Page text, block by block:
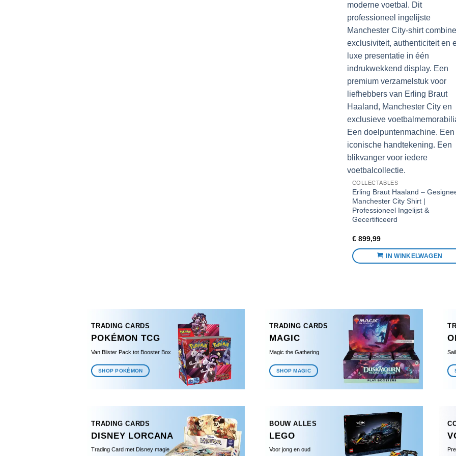
COLLECTABLES
Erling Braut Haaland – Gesigneerd
Manchester City Shirt |
Professioneel Ingelijst &
Gecertificeerd
IN WINKELWAGEN
TRADING CARDS
POKÉMON TCG
Van Blister Pack tot Booster Box
SHOP POKÉMON
TRADING CARDS
MAGIC
Magic the Gathering
SHOP MAGIC
TRADING CARDS
DISNEY LORCANA
Trading Card met Disney magie
BOUW ALLES
LEGO
Voor jong en oud